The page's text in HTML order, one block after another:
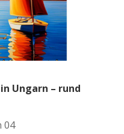
Ungarn – rund
04